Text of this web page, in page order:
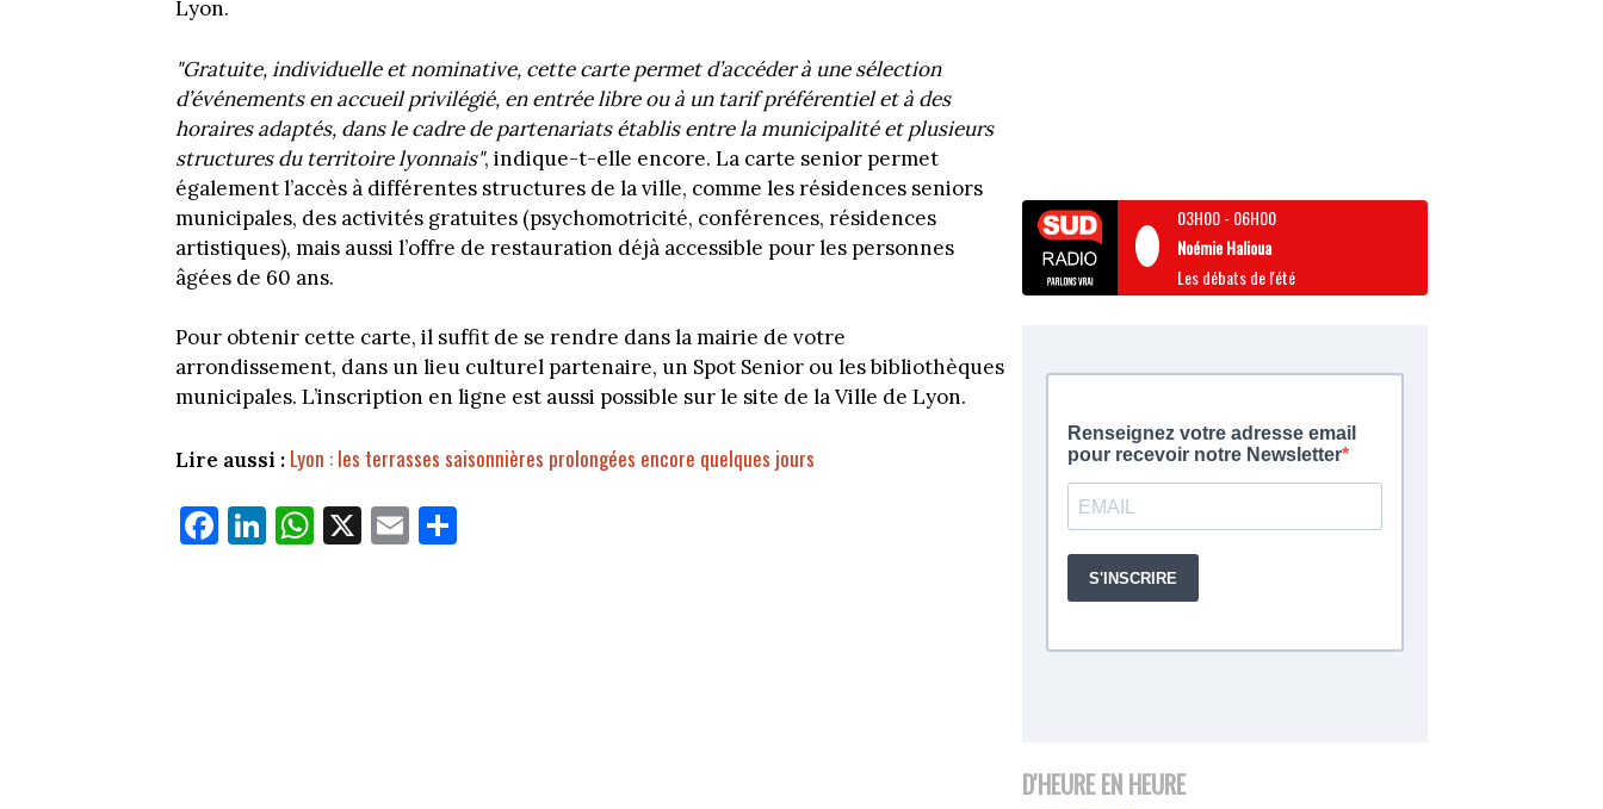
Lyon.
"Gratuite, individuelle et nominative, cette carte permet d’accéder à une sélection
d’événements en accueil privilégié, en entrée libre ou à un tarif préférentiel et à des
horaires adaptés, dans le cadre de partenariats établis entre la municipalité et plusieurs
structures du territoire lyonnais", indique-t-elle encore. La carte senior permet
également l’accès à différentes structures de la ville, comme les résidences seniors
municipales, des activités gratuites (psychomotricité, conférences, résidences
artistiques), mais aussi l’offre de restauration déjà accessible pour les personnes
âgées de 60 ans.
Pour obtenir cette carte, il suffit de se rendre dans la mairie de votre
arrondissement, dans un lieu culturel partenaire, un Spot Senior ou les bibliothèques
municipales. L’inscription en ligne est aussi possible sur le site de la Ville de Lyon.
Lire aussi : Lyon : les terrasses saisonnières prolongées encore quelques jours
Fa
ce
Li
nk
W
ha
X E
m
03H00- 06H00
Noémie Halioua
Les débats de l'été
D'HEURE EN HEURE